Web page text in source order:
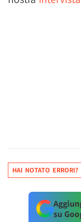
HAI NOTATO ERRORI?
su